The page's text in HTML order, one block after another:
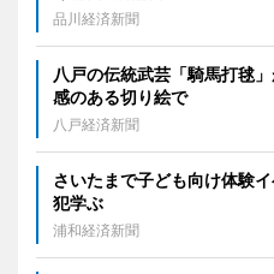
品川経済新聞
八戸の伝統武芸「騎馬打毬
感のある切り絵で
八戸経済新聞
さいたまで子ども向け体験
犯学ぶ
浦和経済新聞